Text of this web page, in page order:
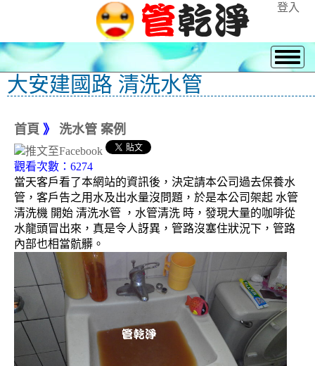
登入
大安建國路 清洗水管
首頁 》 洗水管 案例
觀看次數：6274
當天客戶看了本網站的資訊後，決定請本公司過去保養水
管，客戶告之用水及出水量沒問題，於是本公司架起 水管
清洗機 開始 清洗水管 ，水管清洗 時，發現大量的咖啡從
水龍頭冒出來，真是令人訝異，管路沒塞住狀況下，管路
內部也相當骯髒。